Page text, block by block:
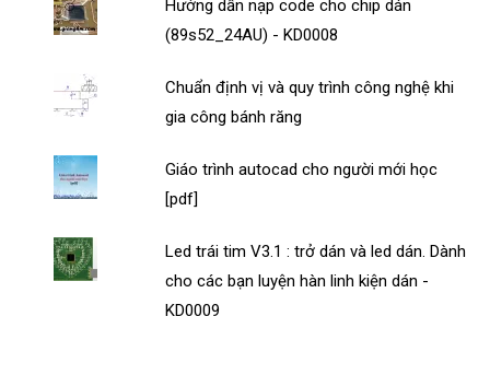
Hướng dẫn nạp code cho chip dán
(89s52_24AU) - KD0008
Chuẩn định vị và quy trình công nghệ khi
gia công bánh răng
Giáo trình autocad cho người mới học
[pdf]
Led trái tim V3.1 : trở dán và led dán. Dành
cho các bạn luyện hàn linh kiện dán -
KD0009